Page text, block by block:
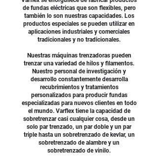
de fundas eléctricas que son flexibles, pero
también lo son nuestras capacidades. Los
productos especiales se pueden utilizar en
aplicaciones industriales y comerciales
tradicionales y no tradicionales.
Nuestras máquinas trenzadoras pueden
trenzar una variedad de hilos y filamentos.
Nuestro personal de investigación y
desarrollo constantemente desarrolla
recubrimientos y tratamientos
personalizados para producir fundas
especializadas para nuevos clientes en todo
el mundo. Varflex tiene la capacidad de
sobretrenzar casi cualquier cosa, desde un
solo par trenzado, un par doble y un par
triple hasta un sobretrenzado de kevlar, un
sobretrenzado de alambre y un
sobretrenzado de vinilo.